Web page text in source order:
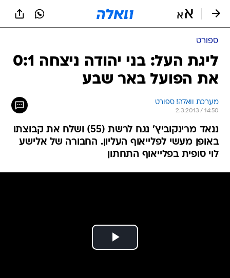
ספורט
ליגת העל: בני יהודה ניצחה 0:1
את הפועל באר שבע
מערכת וואלה! ספורט
2.3.2013 / 14:50
ננאד מרינקוביץ' נגח לרשת (55) ושלח את קבוצתו
באופן מעשי לפלייאוף העליון. החבורה של אלישע
לוי סופית בפלייאוף התחתון